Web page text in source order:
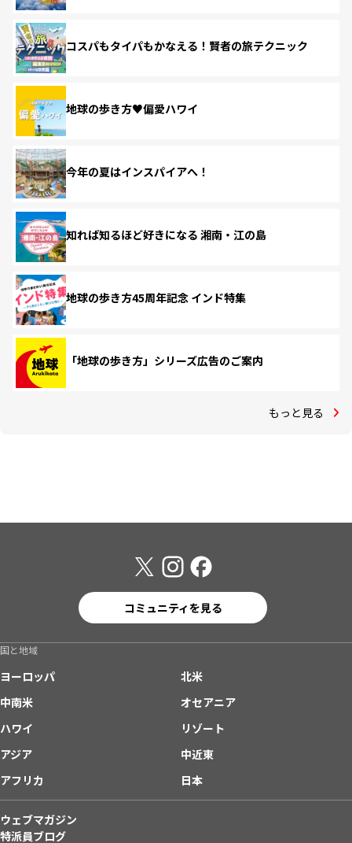
コスパもタイパもかなえる！賢者の旅テクニック
地球の歩き方♥偏愛ハワイ
今年の夏はインスパイアへ！
知れば知るほど好きになる 湘南・江の島
地球の歩き方45周年記念 インド特集
「地球の歩き方」シリーズ広告のご案内
もっと見る
コミュニティを見る
国と地域
ヨーロッパ
北米
中南米
オセアニア
ハワイ
リゾート
アジア
中近東
アフリカ
日本
ウェブマガジン
特派員ブログ